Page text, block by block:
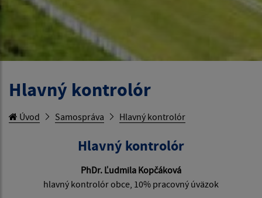
Hlavný kontrolór
Úvod Samospráva Hlavný kontrolór
Hlavný kontrolór
PhDr. Ľudmila Kopčáková
hlavný kontrolór obce, 10% pracovný úväzok